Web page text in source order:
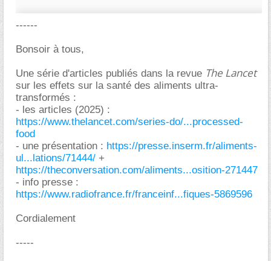
------
Bonsoir à tous,
Une série d'articles publiés dans la revue The Lancet
sur les effets sur la santé des aliments ultra-
transformés :
- les articles (2025) :
https://www.thelancet.com/series-do/...processed-
food
- une présentation : https://presse.inserm.fr/aliments-
ul...lations/71444/ +
https://theconversation.com/aliments...osition-271447
- info presse :
https://www.radiofrance.fr/franceinf...fiques-5869596
Cordialement
-----